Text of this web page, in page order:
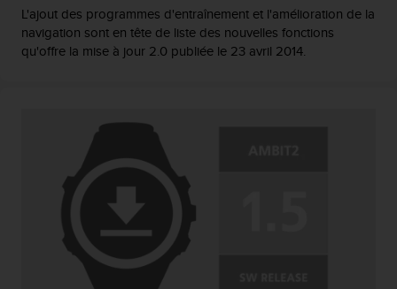
L'ajout des programmes d'entraînement et l'amélioration de la
navigation sont en tête de liste des nouvelles fonctions
qu'offre la mise à jour 2.0 publiée le 23 avril 2014.